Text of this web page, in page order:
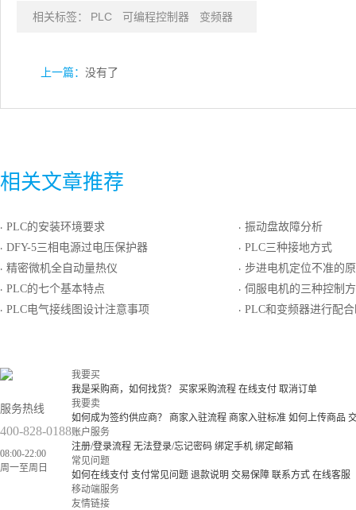
相关标签： PLC 可编程控制器 变频器
上一篇： 没有了
相关文章推荐
· PLC的安装环境要求
· DFY-5三相电源过电压保护器
· 精密微机全自动量热仪
· PLC的七个基本特点
· PLC电气接线图设计注意事项
· 振动盘故障分析
· PLC三种接地方式
· 步进电机定位不准的
· 伺服电机的三种控制
· PLC和变频器进行配合时
服务热线
400-828-0188
08:00-22:00
周一至周日
我要买
我是采购商，如何找货？
买家采购流程 在线支付 取消订单
我要卖
如何成为签约供应商？
商家入驻流程 商家入驻标准 如何上传商品
账户服务
注册/登录流程 无法登录/忘记密码 绑定手机 绑定邮箱
常见问题
如何在线支付 支付常见问题 退款说明 交易保障 联系方式 在线客服
移动端服务
友情链接